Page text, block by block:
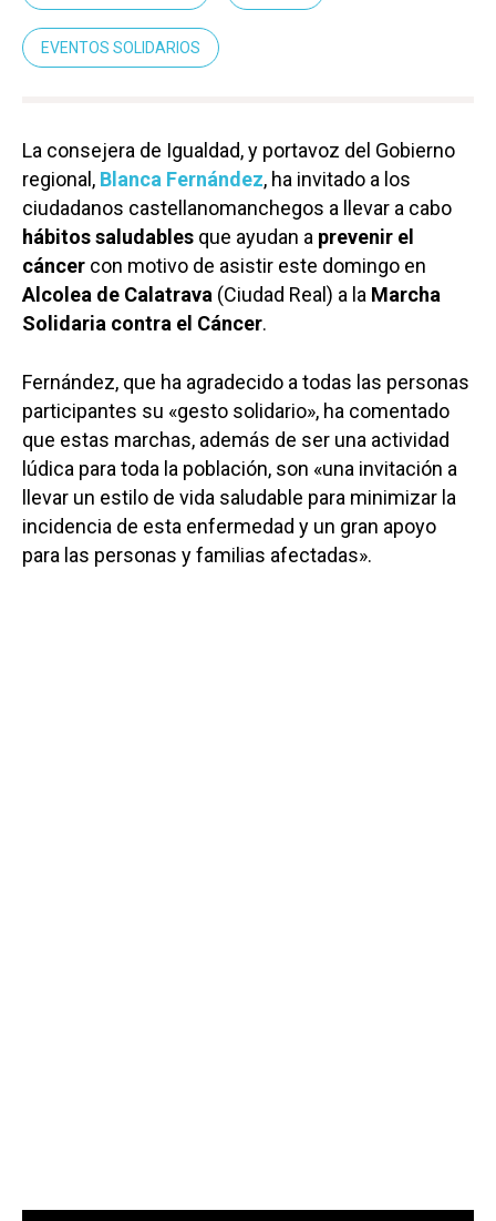
EVENTOS SOLIDARIOS
La consejera de Igualdad, y portavoz del Gobierno
regional, Blanca Fernández, ha invitado a los
ciudadanos castellanomanchegos a llevar a cabo
hábitos saludables que ayudan a prevenir el
cáncer con motivo de asistir este domingo en
Alcolea de Calatrava (Ciudad Real) a la Marcha
Solidaria contra el Cáncer.
Fernández, que ha agradecido a todas las personas
participantes su «gesto solidario», ha comentado
que estas marchas, además de ser una actividad
lúdica para toda la población, son «una invitación a
llevar un estilo de vida saludable para minimizar la
incidencia de esta enfermedad y un gran apoyo
para las personas y familias afectadas».